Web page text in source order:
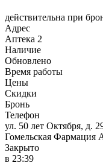
действительна при
Адрес
Аптека 2
Наличие
Обновлено
Время работы
Цены
Скидки
Бронь
Телефон
ул. 50 лет Октября, д.
Гомельская Фармация
Закрыто
в 23:39